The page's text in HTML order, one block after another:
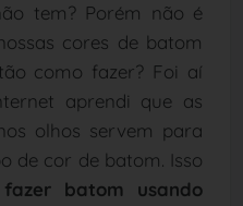
tem? Porém não é
cores de batom
como fazer? Foi aí
aprendi que as
olhos servem para
de cor de batom. Isso
batom usando